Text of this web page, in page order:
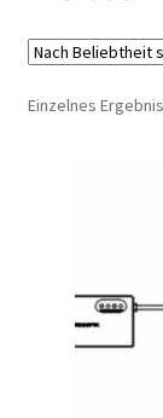
Einzelnes